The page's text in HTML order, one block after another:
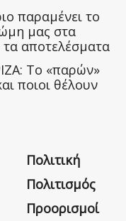
παραμένει το
μας στα
αποτελέσματα
Το «παρών»
ποιοι θέλουν
Πολιτική
Πολιτισμός
Προορισμοί